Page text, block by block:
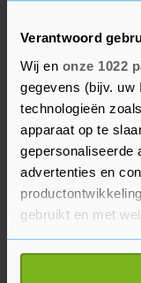
Verantwoord
Wij en onze 1022
gegevens (bijv. uw
technologieën
apparaat op te
gepersonaliseerde
advertenties en
gebruikt en met
Als u het toestaat,